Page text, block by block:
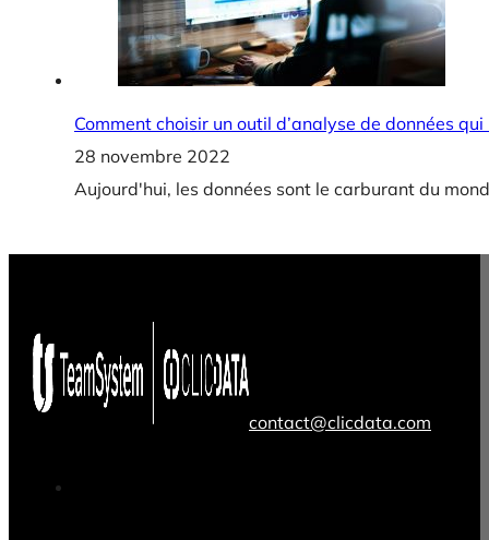
Comment choisir un outil d’analyse de données
28 novembre 2022
Aujourd'hui, les données sont le carburant du
contact@clicdata.com